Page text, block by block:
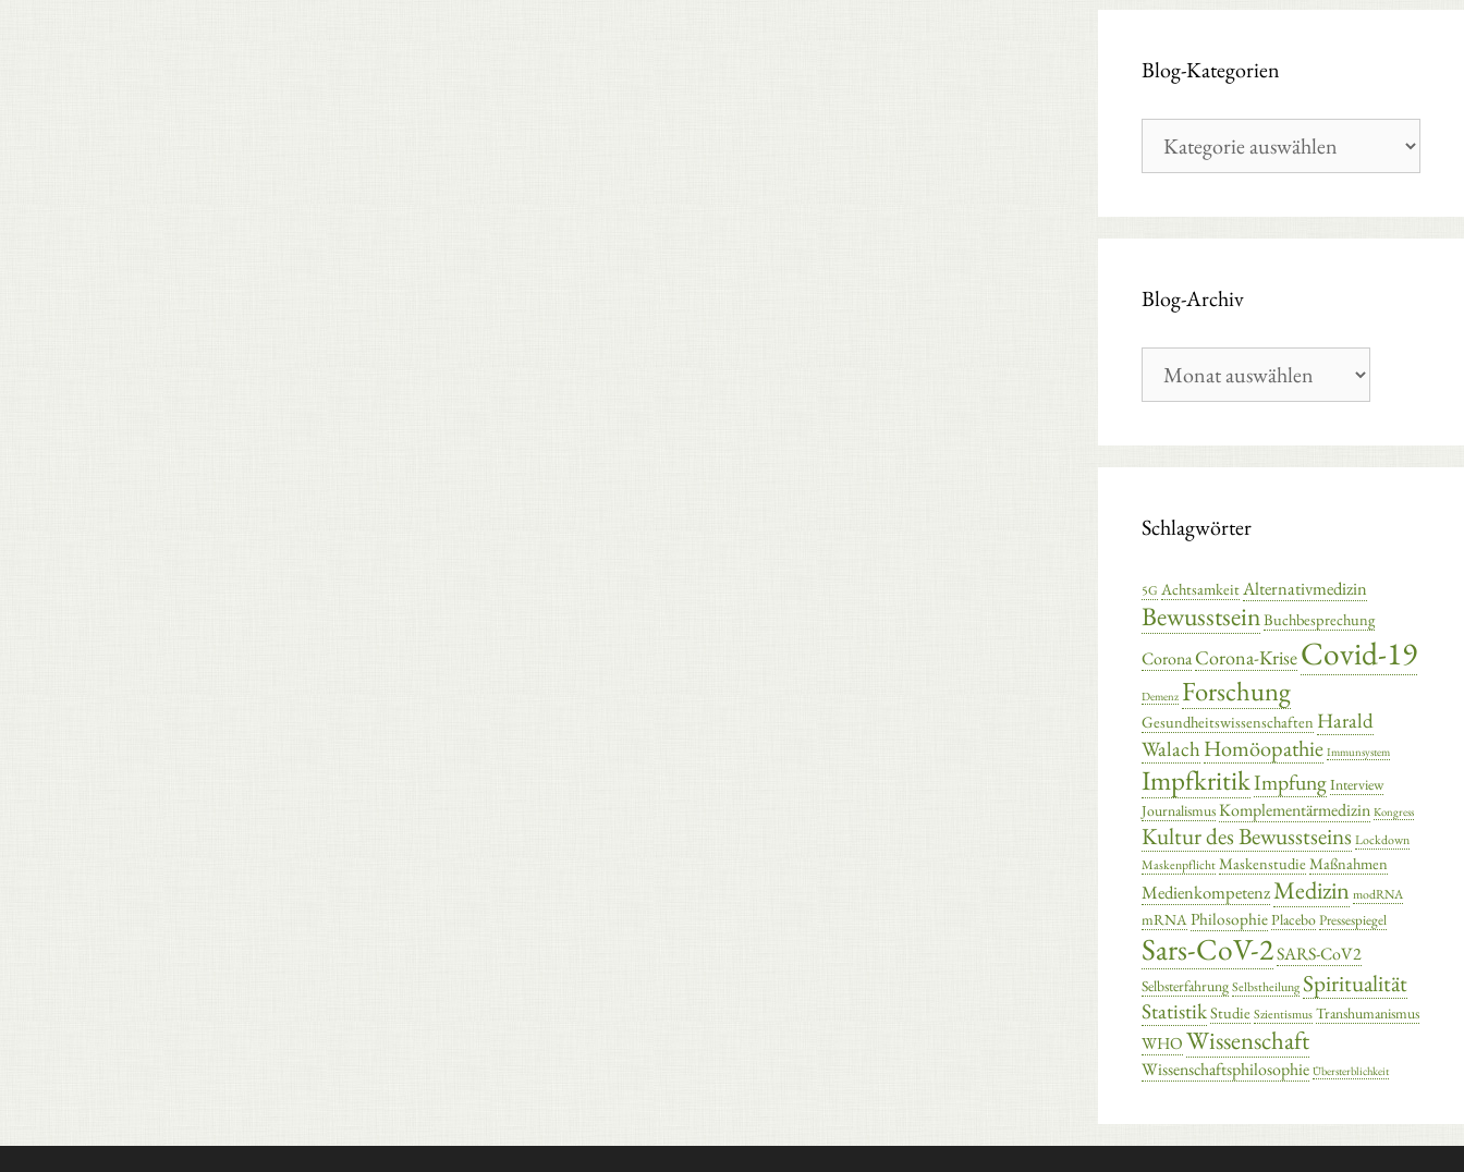
Blog-Kategorien
Kategorien
Blog-Archiv
Archiv
Schlagwörter
5G AchtsamkeitAlternativmedizin
BewusstseinBuchbesprechung
CoronaCorona-KriseCovid-19
Demenz Forschung
Gesundheitswissenschaften Harald
Walach Homöopathie Immunsystem
ImpfkritikImpfungInterview
JournalismusKomplementärmedizin Kongress
Kultur des Bewusstseins Lockdown
MaskenpflichtMaskenstudieMaßnahmen
MedienkompetenzMedizin modRNA
mRNAPhilosophiePlaceboPressespiegel
Sars-CoV-2SARS-CoV2
SelbsterfahrungSelbstheilung Spiritualität
StatistikStudieSzientismusTranshumanismus
WHO Wissenschaft
Wissenschaftsphilosophie Übersterblichkeit